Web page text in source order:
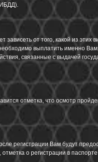
зависеть от того, какой из
выплатить именно
связанные с выдачей
отметка, что осмотр
регистрации Вам будут
о регистрации в